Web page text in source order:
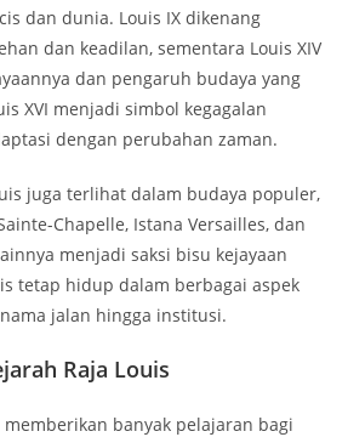
dan dunia. Louis IX dikenang
dan keadilan, sementara Louis XIV
dan pengaruh budaya yang
XVI menjadi simbol kegagalan
dengan perubahan zaman.
juga terlihat dalam budaya populer,
Chapelle, Istana Versailles, dan
menjadi saksi bisu kejayaan
tetap hidup dalam berbagai aspek
jalan hingga institusi.
Raja Louis
banyak pelajaran bagi